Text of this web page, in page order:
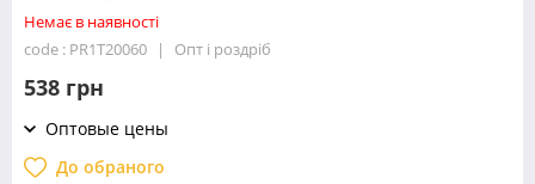
Немає в наявності
code : PR1T20060
Опт і роздріб
538 грн
Оптовые цены
До обраного